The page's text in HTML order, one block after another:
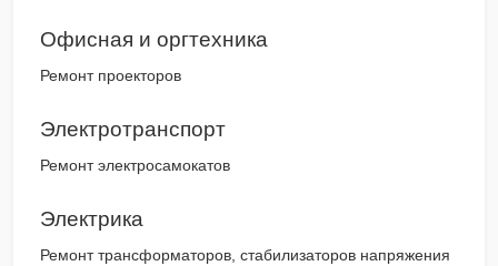
Офисная и оргтехника
Ремонт проекторов
Электротранспорт
Ремонт электросамокатов
Электрика
Ремонт трансформаторов, стабилизаторов напряжения